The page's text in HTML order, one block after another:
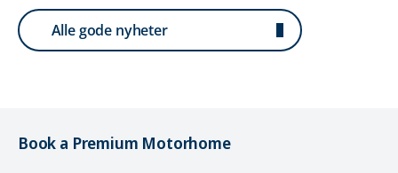
Alle gode nyheter
Book a Premium Motorhome